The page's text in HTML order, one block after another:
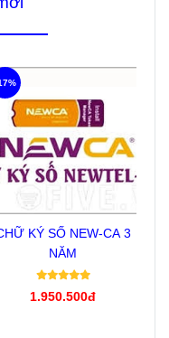
KÝ SỐ NEW-CA 3
NĂM
1.950.500đ